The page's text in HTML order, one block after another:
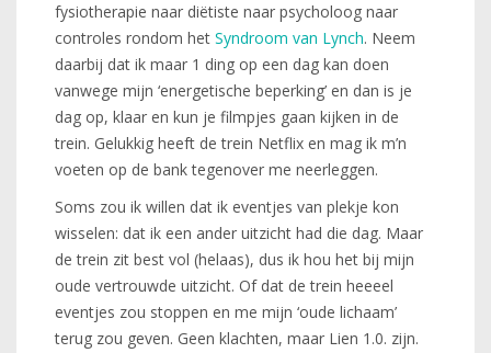
fysiotherapie naar diëtiste naar psycholoog naar
controles rondom het Syndroom van Lynch. Neem
daarbij dat ik maar 1 ding op een dag kan doen
vanwege mijn ‘energetische beperking’ en dan is je
dag op, klaar en kun je filmpjes gaan kijken in de
trein. Gelukkig heeft de trein Netflix en mag ik m’n
voeten op de bank tegenover me neerleggen.
Soms zou ik willen dat ik eventjes van plekje kon
wisselen: dat ik een ander uitzicht had die dag. Maar
de trein zit best vol (helaas), dus ik hou het bij mijn
oude vertrouwde uitzicht. Of dat de trein heeeel
eventjes zou stoppen en me mijn ‘oude lichaam’
terug zou geven. Geen klachten, maar Lien 1.0. zijn.